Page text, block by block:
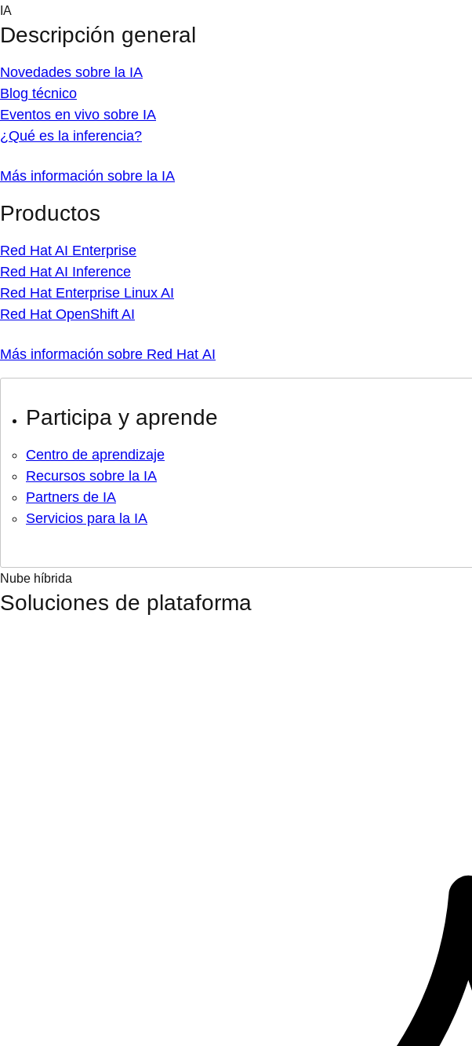
Skip
content
IA
Descripción general
Novedades sobre la IA
Blog técnico
Eventos en vivo sobre IA
¿Qué es la inferencia?
Más información sobre la IA
Productos
Red Hat AI Enterprise
Red Hat AI Inference
Red Hat Enterprise Linux AI
Red Hat OpenShift AI
Más información sobre Red Hat AI
Participa y aprende
Centro de aprendizaje
Recursos sobre la IA
Partners de IA
Servicios para la IA
Nube híbrida
Soluciones de plataforma